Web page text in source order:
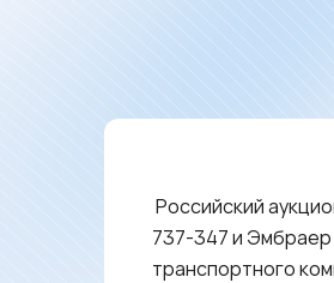
Российский
737-347 и
транспортного